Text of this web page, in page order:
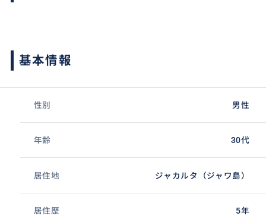
基本情報
性別 男性
年齢 30代
居住地 ジャカルタ（ジャワ島）
居住歴 5年